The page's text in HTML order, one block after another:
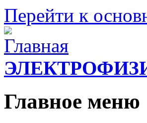
Перейти к
Главное меню